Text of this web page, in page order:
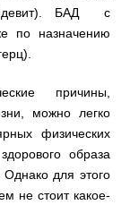
БАД с
по назначению
причины,
можно легко
физических
образа
для этого
не стоит какое-